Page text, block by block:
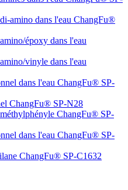
amino dans l'eau ChangFu®
époxy dans l'eau
vinyle dans l'eau
dans l'eau ChangFu® SP-
ChangFu® SP-N28
ChangFu® SP-
dans l'eau ChangFu® SP-
ChangFu® SP-C1632